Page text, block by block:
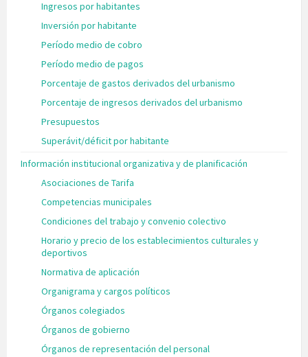
Ingresos por habitantes
Inversión por habitante
Período medio de cobro
Período medio de pagos
Porcentaje de gastos derivados del urbanismo
Porcentaje de ingresos derivados del urbanismo
Presupuestos
Superávit/déficit por habitante
Información institucional organizativa y de planificación
Asociaciones de Tarifa
Competencias municipales
Condiciones del trabajo y convenio colectivo
Horario y precio de los establecimientos culturales y
deportivos
Normativa de aplicación
Organigrama y cargos políticos
Órganos colegiados
Órganos de gobierno
Órganos de representación del personal